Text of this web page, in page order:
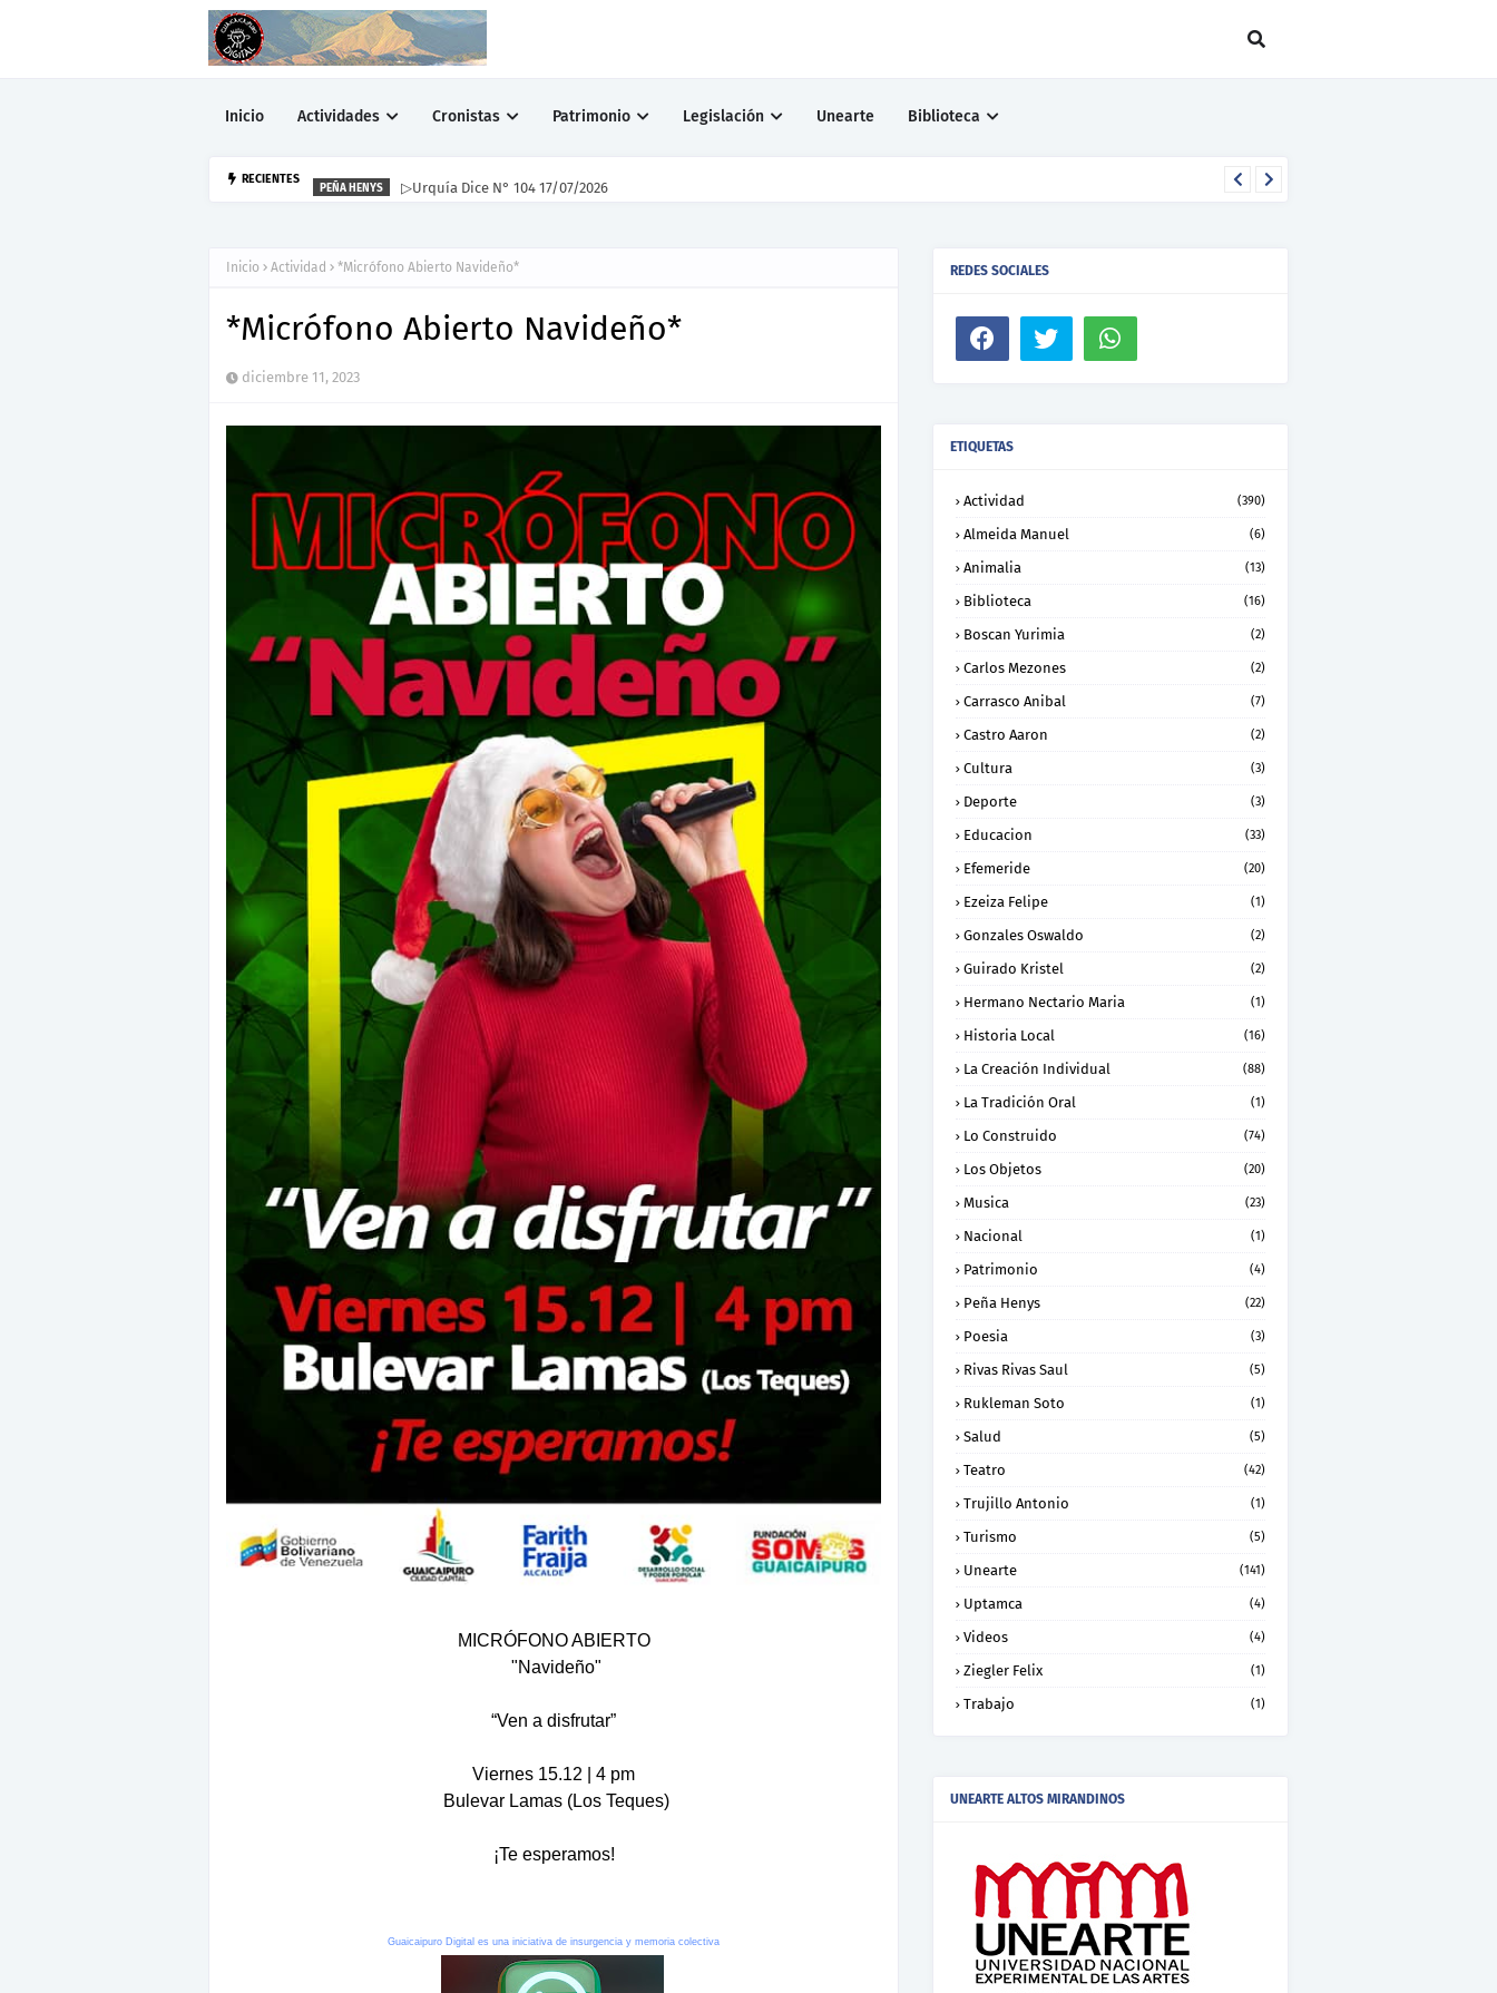
Inicio Actividades Cronistas Patrimonio Legislación Unearte Biblioteca
RECIENTES PEÑA HENYS ▷Urquía Dice N° 104 17/07/2026
Inicio Actividad *Micrófono Abierto Navideño*
*Micrófono Abierto Navideño*
diciembre 11, 2023
MICRÓFONO ABIERTO
"Navideño"
“Ven a disfrutar”
Viernes 15.12 | 4 pm
Bulevar Lamas (Los Teques)
¡Te esperamos!
Guaicaipuro Digital es una iniciativa de insurgencia y memoria colectiva
REDES SOCIALES
ETIQUETAS
Actividad (390)
Almeida Manuel (6)
Animalia (13)
Biblioteca (16)
Boscan Yurimia (2)
Carlos Mezones (2)
Carrasco Anibal (7)
Castro Aaron (2)
Cultura (3)
Deporte (3)
Educacion (33)
Efemeride (20)
Ezeiza Felipe (1)
Gonzales Oswaldo (2)
Guirado Kristel (2)
Hermano Nectario Maria (1)
Historia Local (16)
La Creación Individual (88)
La Tradición Oral (1)
Lo Construido (74)
Los Objetos (20)
Musica (23)
Nacional (1)
Patrimonio (4)
Peña Henys (22)
Poesia (3)
Rivas Rivas Saul (5)
Rukleman Soto (1)
Salud (5)
Teatro (42)
Trujillo Antonio (1)
Turismo (5)
Unearte (141)
Uptamca (4)
Videos (4)
Ziegler Felix (1)
Trabajo (1)
UNEARTE ALTOS MIRANDINOS